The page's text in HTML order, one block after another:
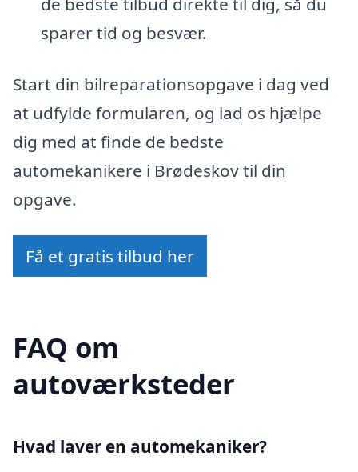
sparer tid og besvær.
Start din bilreparationsopgave i dag ved
at udfylde formularen, og lad os hjælpe
dig med at finde de bedste
automekanikere i Brødeskov til din
opgave.
Få et gratis tilbud her
FAQ om
autoværksteder
Hvad laver en automekaniker?